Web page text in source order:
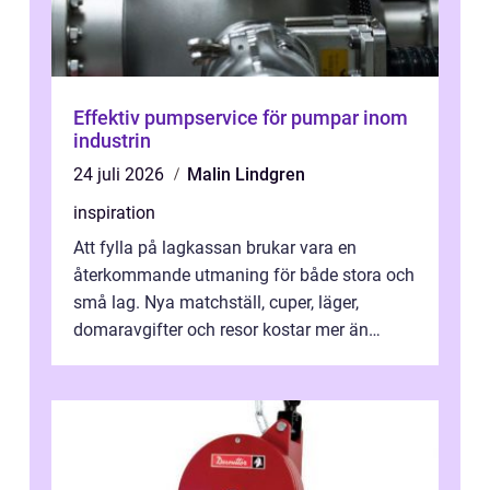
Effektiv pumpservice för pumpar inom
industrin
24 juli 2026
Malin Lindgren
inspiration
Att fylla på lagkassan brukar vara en
återkommande utmaning för både stora och
små lag. Nya matchställ, cuper, läger,
domaravgifter och resor kostar mer än